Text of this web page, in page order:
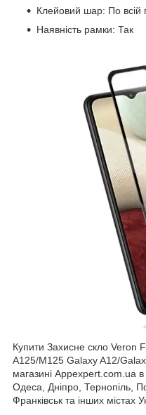
Клейовий шар: По всій
Наявність рамки: Так
Купити Захисне скло Veron
A125/M125 Galaxy A12/
магазині Appexpert.com.ua в
Одеса, Дніпро, Тернопіль,
Франківськ та інших містах